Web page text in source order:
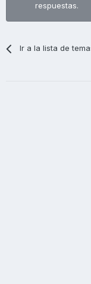
respuestas.
Ir a la lista de